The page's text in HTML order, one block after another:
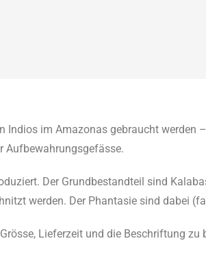
Indios im Amazonas gebraucht werden
Aufbewahrungsgefässe.
Der Grundbestandteil sind
werden. Der Phantasie sind dabei
Lieferzeit und die Beschriftung zu